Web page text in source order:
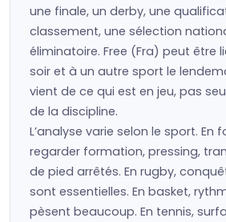
une finale, un derby, une
classement, une sélection
éliminatoire. Free (Fra) peut être
soir et à un autre sport le
vient de ce qui est en jeu, pas
de la discipline.
L’analyse varie selon le sport. En
regarder formation, pressing,
de pied arrêtés. En rugby,
sont essentielles. En basket,
pèsent beaucoup. En tennis,